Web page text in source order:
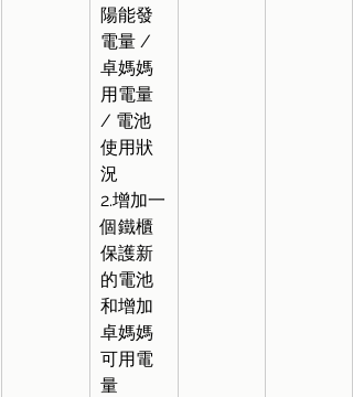
陽能發
電量 /
卓媽媽
用電量
/ 電池
使用狀
況
2.增加一
個鐵櫃
保護新
的電池
和增加
卓媽媽
可用電
量